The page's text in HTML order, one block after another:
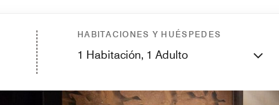
HABITACIONES Y HUÉSPEDES
1 Habitación, 1 Adulto